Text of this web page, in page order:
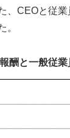
、CEOと従
。
酬と一般従